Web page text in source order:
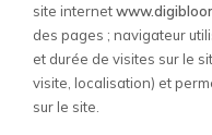
site internetwww.
des pages ; navigateur
et durée de visites sur le
visite, localisation) et
sur le site.